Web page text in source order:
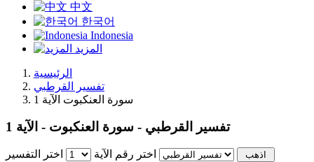
中文
한국어
Indonesia
المزيد
الرئيسية
تفسير القرطبي
سورة العنكبوت الآية 1
تفسير القرطبي - سورة العنكبوت - الآية 1
اختر رقم الآية اختر التفسير